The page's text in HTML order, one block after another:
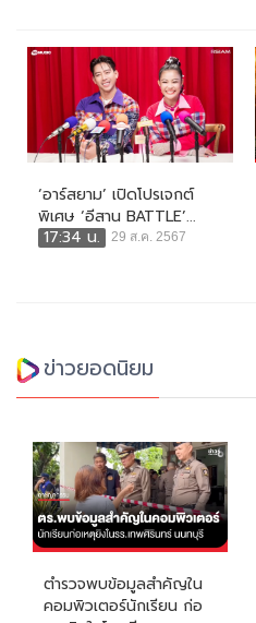
‘อาร์สยาม’ เปิดโปรเจกต์
พิเศษ ‘อีสาน BATTLE’...
17:34 น.
29 ส.ค. 2567
ข่าวยอดนิยม
ตำรวจพบข้อมูลสำคัญใน
คอมพิวเตอร์นักเรียน ก่อ